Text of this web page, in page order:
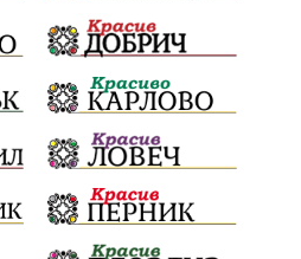
морето“
във Варненско
Музеъ на мозайките